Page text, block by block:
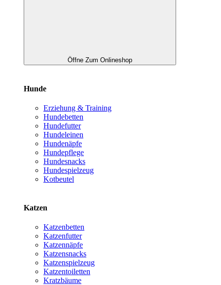
Öffne Zum Onlineshop
Hunde
Erziehung & Training
Hundebetten
Hundefutter
Hundeleinen
Hundenäpfe
Hundepflege
Hundesnacks
Hundespielzeug
Kotbeutel
Katzen
Katzenbetten
Katzenfutter
Katzennäpfe
Katzensnacks
Katzenspielzeug
Katzentoiletten
Kratzbäume